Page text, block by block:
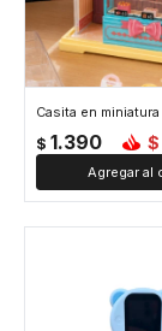
$ 1.390 $